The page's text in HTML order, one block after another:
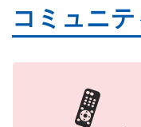
コミュニ